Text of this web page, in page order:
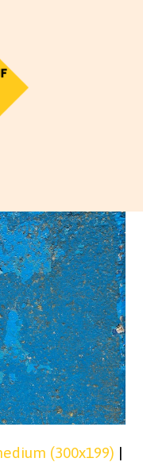
(300x199) |